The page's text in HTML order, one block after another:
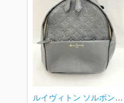
ルイヴィトン ソルボンヌ リュックサック